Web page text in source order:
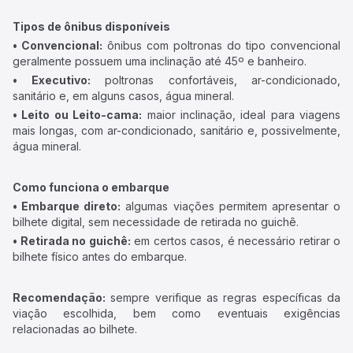
Tipos de ônibus disponíveis
• Convencional: ônibus com poltronas do tipo convencional
geralmente possuem uma inclinação até 45º e banheiro.
• Executivo: poltronas confortáveis, ar-condicionado,
sanitário e, em alguns casos, água mineral.
• Leito ou Leito-cama: maior inclinação, ideal para viagens
mais longas, com ar-condicionado, sanitário e, possivelmente,
água mineral.
Como funciona o embarque
• Embarque direto: algumas viações permitem apresentar o
bilhete digital, sem necessidade de retirada no guichê.
• Retirada no guichê: em certos casos, é necessário retirar o
bilhete físico antes do embarque.
Recomendação: sempre verifique as regras específicas da
viação escolhida, bem como eventuais exigências
relacionadas ao bilhete.